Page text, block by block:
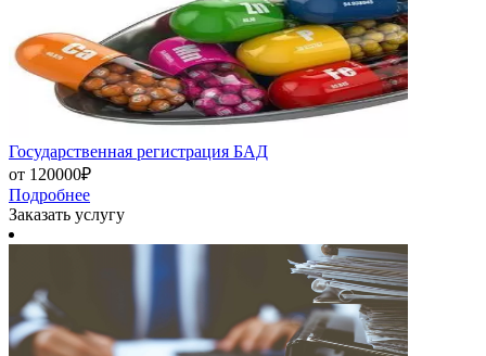
Государственная регистрация БАД
от 120000₽
Подробнее
Заказать услугу